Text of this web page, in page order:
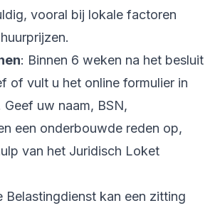
vooral bij lokale factoren
: Binnen 6 weken na het besluit
of vult u het online formulier in
uw naam, BSN,
een onderbouwde reden op,
van het Juridisch Loket
Belastingdienst kan een zitting